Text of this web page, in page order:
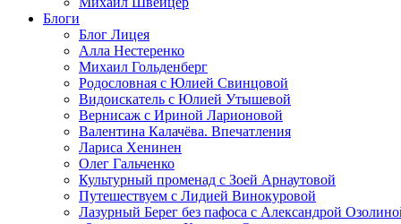
Блоги
Блог Лицея
Алла Нестеренко
Михаил Гольденберг
Родословная с Юлией Свинцовой
Видоискатель с Юлией Утышевой
Вернисаж с Ириной Ларионовой
Валентина Калачёва. Впечатления
Лариса Хенинен
Олег Гальченко
Культурный променад с Зоей Арнаутовой
Путешествуем с Лидией Винокуровой
Лазурный Берег без пафоса с Александрой